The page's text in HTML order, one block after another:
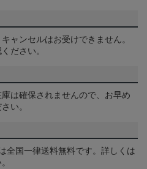
ャンセルはお受けできません。
ださい。
は確保されませんので、お早め
い。
全国一律送料無料です。詳しくは